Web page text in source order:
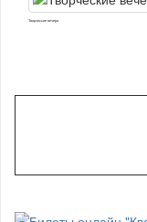
Творческие вечера